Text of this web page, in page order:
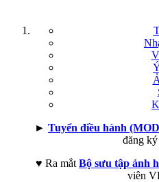
► Tuyển điều hành
đăng ký
♥ Ra mắt Bộ sưu tập ảnh
viên